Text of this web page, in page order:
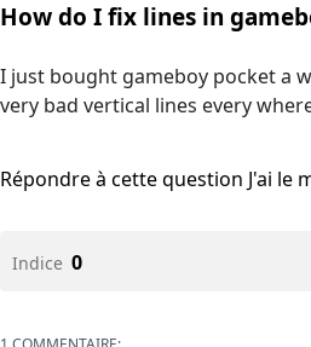
How do I fix lines in
I just bought gameboy pocket a
very bad vertical lines every
Répondre à cette question J'ai le
Indice 0